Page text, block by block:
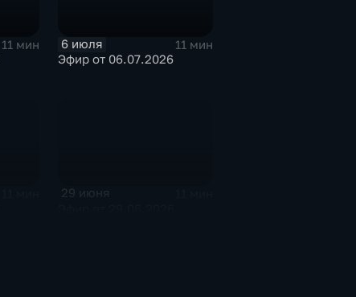
11 мин
6 июля
11 мин
Эфир от 06.07.2026
29 июня